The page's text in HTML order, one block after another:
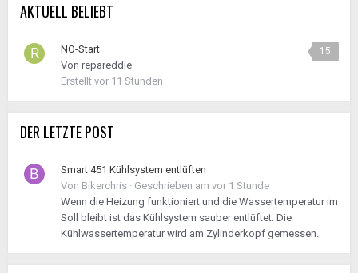
AKTUELL BELIEBT
15
NO-Start
Von repareddie
Erstellt vor 11 Stunden
DER LETZTE POST
Smart 451 Kühlsystem entlüften
Von Bikerchris · Geschrieben am vor 1 Stunde
Wenn die Heizung funktioniert und die Wassertemperatur im
Soll bleibt ist das Kühlsystem sauber entlüftet. Die
Kühlwassertemperatur wird am Zylinderkopf gemessen.